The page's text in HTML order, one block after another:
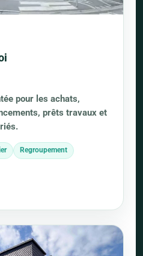
pour les achats,
prêts travaux et
Regroupement